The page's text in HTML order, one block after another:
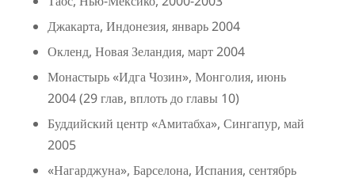
Джакарта, Индонезия, январь 2004
Окленд, Новая Зеландия, март 2004
Монастырь «Идга Чозин», Монголия, июнь
2004 (29 глав, вплоть до главы 10)
Буддийский центр «Амитабха», Сингапур, май
2005
«Нагарджуна», Барселона, Испания, сентябрь